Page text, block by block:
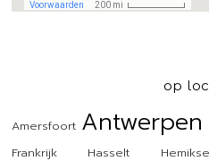
op
Amersfoort Antwerpen
Frankrijk Hasselt